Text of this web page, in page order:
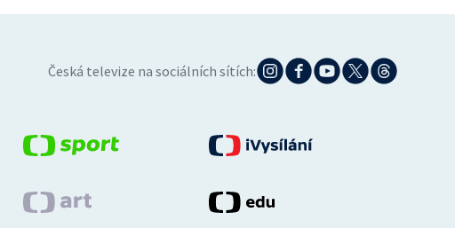
Česká televize na sociálních sítích: